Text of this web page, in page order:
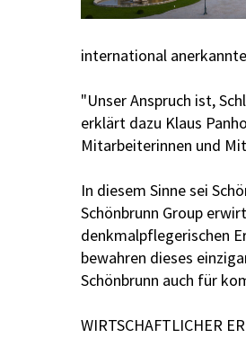
international
"Unser Anspruch ist,
erklärt dazu Klaus
Mitarbeiterinnen und
In diesem Sinne sei
Schönbrunn Group
denkmalpflegerischen
bewahren dieses
Schönbrunn auch für
WIRTSCHAFTLICHER